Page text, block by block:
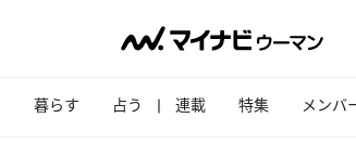
暮らす 占う 連載 特集 メンバ